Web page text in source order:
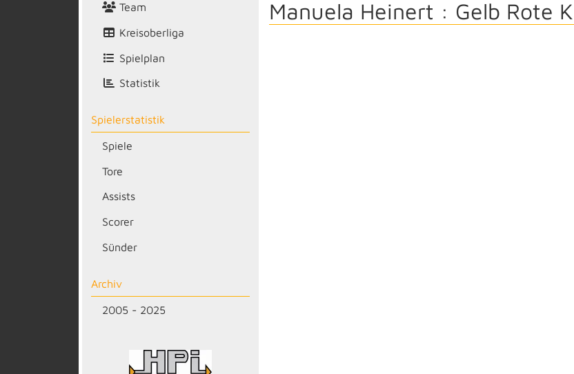
Team
Kreisoberliga
Spielplan
Statistik
Spielerstatistik
Spiele
Tore
Assists
Scorer
Sünder
Archiv
2005 - 2025
Manuela Heinert : Gelb Rote